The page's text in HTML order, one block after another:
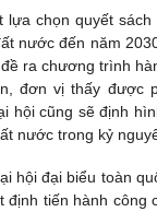
lựa chọn quyết
nước đến năm
ra chương trình
đơn vị thấy được
hội cũng sẽ định
nước trong kỷ
hội đại biểu toàn
định tiến hành công